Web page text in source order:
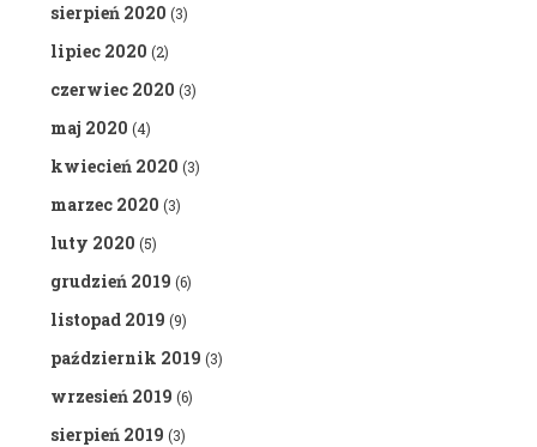
sierpień 2020 (3)
lipiec 2020 (2)
czerwiec 2020 (3)
maj 2020 (4)
kwiecień 2020 (3)
marzec 2020 (3)
luty 2020 (5)
grudzień 2019 (6)
listopad 2019 (9)
październik 2019 (3)
wrzesień 2019 (6)
sierpień 2019 (3)